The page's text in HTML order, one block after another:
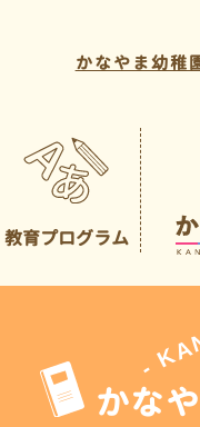
かなやま幼稚
教育プログラム
教育活動
- KA
かな